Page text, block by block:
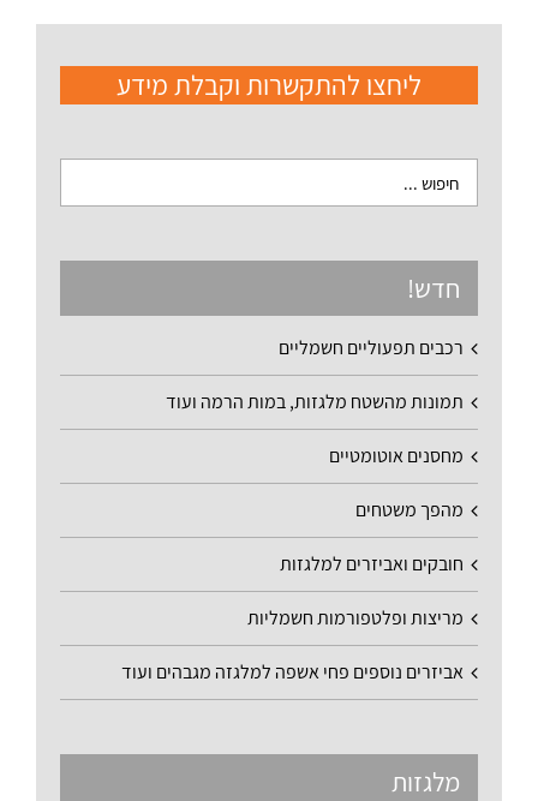
ליחצו להתקשרות וקבלת מידע
חדש!
רכבים תפעוליים חשמליים
תמונות מהשטח מלגזות, במות הרמה ועוד
מחסנים אוטומטיים
מהפך משטחים
חובקים ואביזרים למלגזות
מריצות ופלטפורמות חשמליות
אביזרים נוספים פחי אשפה למלגזה מגבהים ועוד
מלגזות